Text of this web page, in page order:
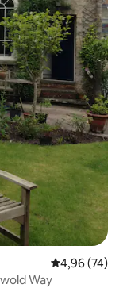
Note
4,96 (74)
Way